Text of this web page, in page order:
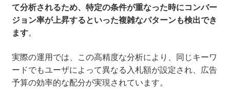
て分析されるため、特定の条件が重なった時にコンバー
ジョン率が上昇するといった複雑なパターンも検出でき
ます。
実際の運用では、この高精度な分析により、同じキーワ
ードでもユーザによって異なる入札額が設定され、広告
予算の効率的な配分が実現されています。